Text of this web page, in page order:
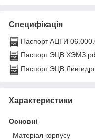
Специфікація
Паспорт АЦГИ
Паспорт ЭЦВ
Паспорт ЭЦВ
Характеристики
Основні
Матеріал корпусу